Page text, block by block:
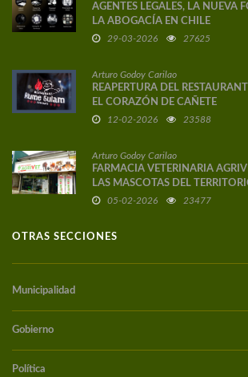
AGENTES LEGALES, LA NUEVA
LA ABOGACÍA EN CHILE
29-03-2026 27625
Arturo Godoy Carilao
REAPERTURA DEL
EL CORAZÓN DE CAÑETE
12-02-2026 23588
Arturo Godoy Carilao
FARMACIA VETERINARIA
LAS MASCOTAS DEL
05-02-2026 23477
OTRAS SECCIONES
Municipalidad
Gobierno
Política